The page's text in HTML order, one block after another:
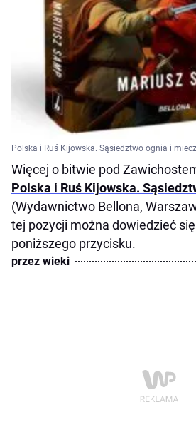
Polska i Ruś Kijowska. Sąsiedztwo ognia i
Więcej o bitwie pod
Polska i Ruś Kijowska.
(Wydawnictwo Bellona,
tej pozycji można dowiedzieć
poniższego przycisku.
przez wieki